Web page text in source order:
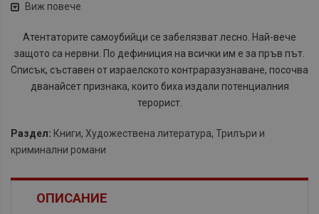
Виж повече
Атентаторите самоубийци се забелязват лесно. Най-вече
защото са нервни. По дефиниция на всички им е за пръв път.
Списък, съставен от израелското контраразузнаване, посочва
дванайсет признака, които биха издали потенциалния
терорист.
Раздел: Книги, Художествена литература, Трилъри и
криминални романи
ОПИСАНИЕ